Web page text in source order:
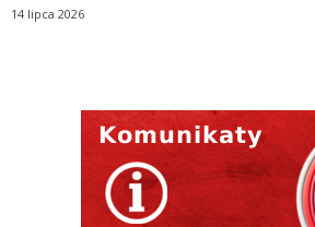
14 lipca 2026